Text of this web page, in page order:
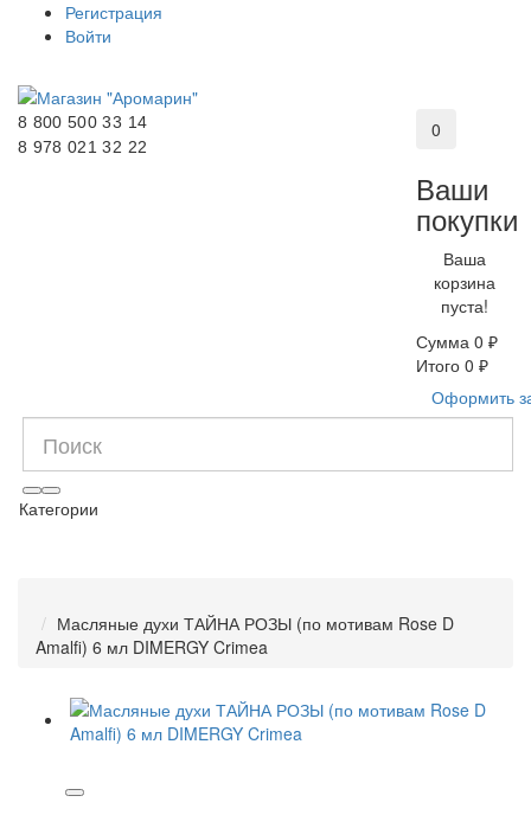
Регистрация
Войти
8 800 500 33 14
8 978 021 32 22
0
Ваши
покупки
Ваша
корзина
пуста!
Сумма 0 ₽
Итого 0 ₽
Оформить
Категории
Масляные духи ТАЙНА РОЗЫ (по мотивам Rose D
Amalfi) 6 мл DIMERGY Crimea